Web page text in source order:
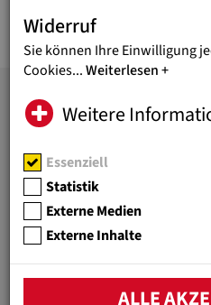
des Originalfilmes.
JUGEND EINE WELT
Bildung überwindet Armut!
Unter diesem Motto fördert
die Hilfsorganisation
Jugend Eine Welt bessere
Lebensperspektiven von
benachteiligten Kindern und
Jugendlichen weltweit.
Widerruf
Sie können Ihre Einwilligung
Cookies...Weiterlesen
Weitere
Essenziell
Statistik
Externe Medien
Externe Inhalte
ALLE